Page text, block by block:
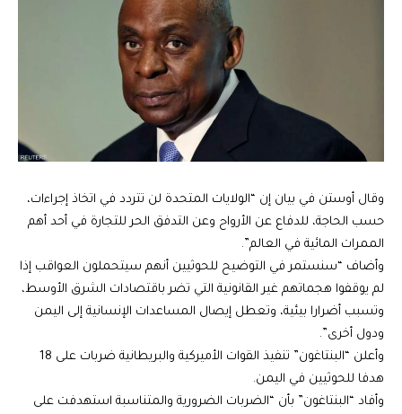
وقال أوستن في بيان إن “الولايات المتحدة لن تتردد في اتخاذ إجراءات،
حسب الحاجة، للدفاع عن الأرواح وعن التدفق الحر للتجارة في أحد أهم
الممرات المائية في العالم”.
وأضاف “سنستمر في التوضيح للحوثيين أنهم سيتحملون العواقب إذا
لم يوقفوا هجماتهم غير القانونية التي تضر باقتصادات الشرق الأوسط،
وتسبب أضرارا بيئية، وتعطل إيصال المساعدات الإنسانية إلى اليمن
ودول أخرى”.
وأعلن “البنتاغون” تنفيذ القوات الأميركية والبريطانية ضربات على 18
هدفا للحوثيين في اليمن.
وأفاد “البنتاغون” بأن “الضربات الضرورية والمتناسبة استهدفت على